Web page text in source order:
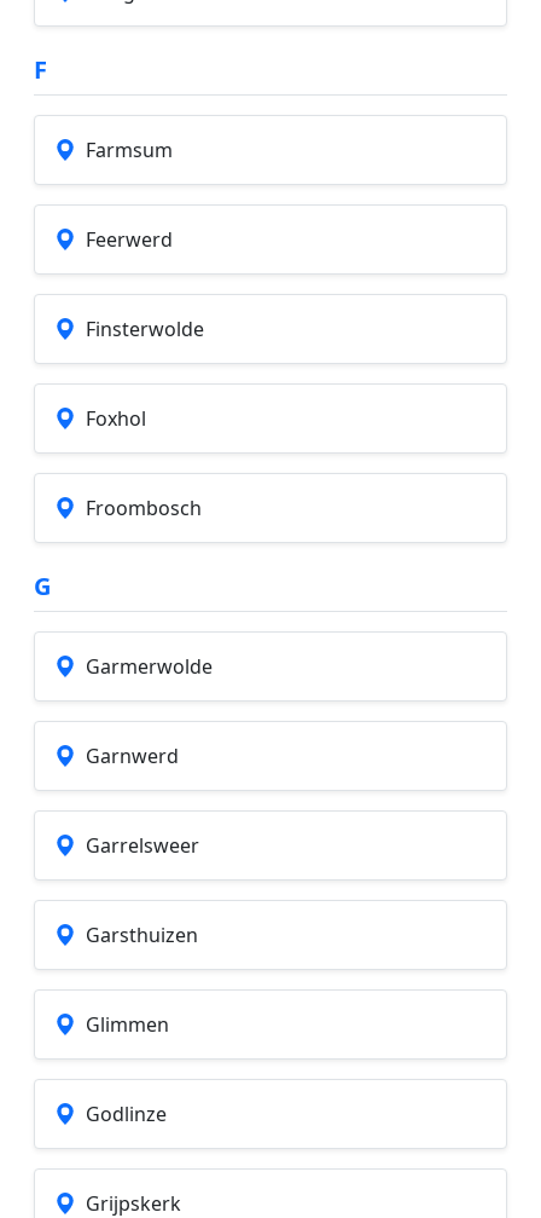
F
Farmsum
Feerwerd
Finsterwolde
Foxhol
Froombosch
G
Garmerwolde
Garnwerd
Garrelsweer
Garsthuizen
Glimmen
Godlinze
Grijpskerk